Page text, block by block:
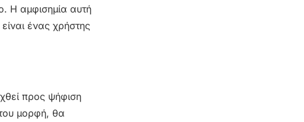
Η αμφισημία αυτή
ένας χρήστης
προς ψήφιση
μορφή, θα